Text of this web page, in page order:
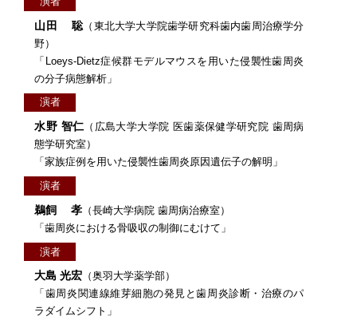
山田 聡（東北大学大学院歯学研究科歯内歯周治療学分
野）
「Loeys-Dietz症候群モデルマウスを用いた侵襲性歯周炎
の分子病態解析」
演者
水野 智仁（広島大学大学院 医歯薬保健学研究院 歯周病
態学研究室）
「家族症例を用いた侵襲性歯周炎原因遺伝子の解明」
演者
鵜飼 孝 （長崎大学病院 歯周病治療室）
「歯周炎における骨吸収の制御にむけて」
演者
大島 光宏 （奥羽大学薬学部）
「歯周炎関連線維芽細胞の発見と歯周炎診断・治療のパ
ラダイムシフト」